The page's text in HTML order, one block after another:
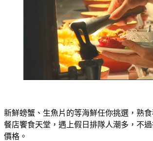
新鮮螃蟹、生魚片的等海鮮任你挑選，熟
餐店饗食天堂，遇上假日排隊人潮多，不
價格。